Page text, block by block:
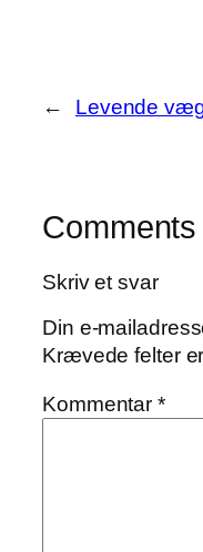
← Levende
Comments
Skriv et svar
Din e-
Krævede felter
Kommentar*